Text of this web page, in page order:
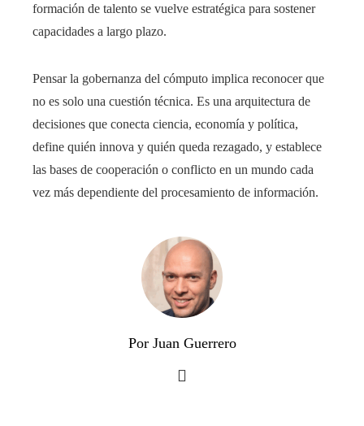
formación de talento se vuelve estratégica para sostener
capacidades a largo plazo.
Pensar la gobernanza del cómputo implica reconocer que
no es solo una cuestión técnica. Es una arquitectura de
decisiones que conecta ciencia, economía y política,
define quién innova y quién queda rezagado, y establece
las bases de cooperación o conflicto en un mundo cada
vez más dependiente del procesamiento de información.
Por Juan Guerrero